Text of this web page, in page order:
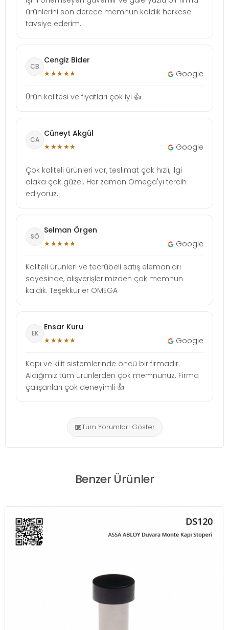
ürünlerini son derece memnun kaldık herkese
tavsiye ederim.
CB
Cengiz Bider
★★★★★ Google
Ürün kalitesi ve fiyatları çok iyi 👍
CA
Cüneyt Akgül
★★★★★ Google
Çok kaliteli ürünleri var, teslimat çok hızlı, ilgi
alaka çok güzel. Her zaman Omega'yı tercih
ediyoruz.
SÖ
Selman Örgen
★★★★★ Google
Kaliteli ürünleri ve tecrübeli satış elemanları
sayesinde, alışverişlerimizden çok memnun
kaldık. Teşekkürler OMEGA
EK
Ensar Kuru
★★★★★ Google
Kapı ve kilit sistemlerinde öncü bir firmadır.
Aldığımız tüm ürünlerden çok memnunuz. Firma
çalışanları çok deneyimli 👍
Tüm Yorumları Göster
Benzer Ürünler